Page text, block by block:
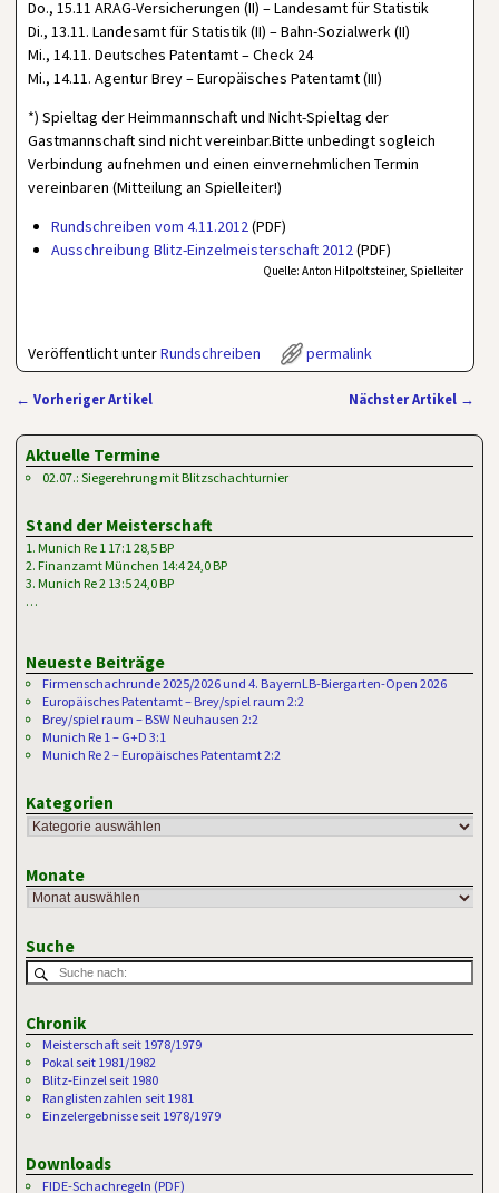
Do., 15.11 ARAG-Versicherungen (II) – Landesamt für Statistik
Di., 13.11. Landesamt für Statistik (II) – Bahn-Sozialwerk (II)
Mi., 14.11. Deutsches Patentamt – Check 24
Mi., 14.11. Agentur Brey – Europäisches Patentamt (III)
*) Spieltag der Heimmannschaft und Nicht-Spieltag der
Gastmannschaft sind nicht vereinbar.Bitte unbedingt sogleich
Verbindung aufnehmen und einen einvernehmlichen Termin
vereinbaren (Mitteilung an Spielleiter!)
Rundschreiben vom 4.11.2012(PDF)
Ausschreibung Blitz-Einzelmeisterschaft 2012(PDF)
Quelle: Anton Hilpoltsteiner, Spielleiter
Veröffentlicht unterRundschreiben permalink
← Vorheriger Artikel Nächster Artikel →
Aktuelle Termine
02.07.: Siegerehrung mit Blitzschachturnier
Stand der Meisterschaft
1. Munich Re 1 17:1 28,5 BP
2. Finanzamt München 14:4 24,0 BP
3. Munich Re 2 13:5 24,0 BP
…
Neueste Beiträge
Firmenschachrunde 2025/2026 und 4. BayernLB-Biergarten-Open 2026
Europäisches Patentamt – Brey/spiel raum 2:2
Brey/spiel raum – BSW Neuhausen 2:2
Munich Re 1 – G+D 3:1
Munich Re 2 – Europäisches Patentamt 2:2
Kategorien
Monate
Suche
Chronik
Meisterschaft seit 1978/1979
Pokal seit 1981/1982
Blitz-Einzel seit 1980
Ranglistenzahlen seit 1981
Einzelergebnisse seit 1978/1979
Downloads
FIDE-Schachregeln (PDF)